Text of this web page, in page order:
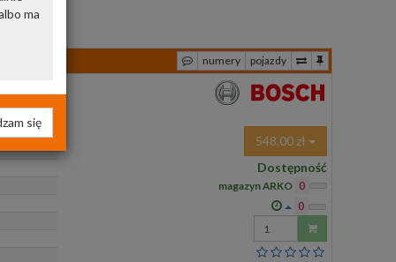
ma
się
numery pojazdy
548,00 zł
Dostępność
magazyn ARKO 0
0
Wprowadź
ilość